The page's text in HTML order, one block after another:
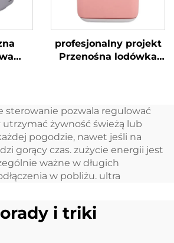
profesjonalny projekt
Przenośna lodówka
pielęgnacji skóry
Czerwona lub biała
mini lodówka
przenośna
sterowanie pozwala regulować
żywność świeżą lub
pogodzie, nawet jeśli na
gorący czas. zużycie energii jest
ważne w długich
w pobliżu. ultra
i triki